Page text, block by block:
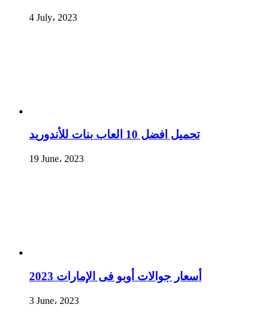
4 July، 2023
تحميل افضل 10 العاب بنات للأندوريد
19 June، 2023
أسعار جوالات أوبو فى الإمارات 2023
3 June، 2023